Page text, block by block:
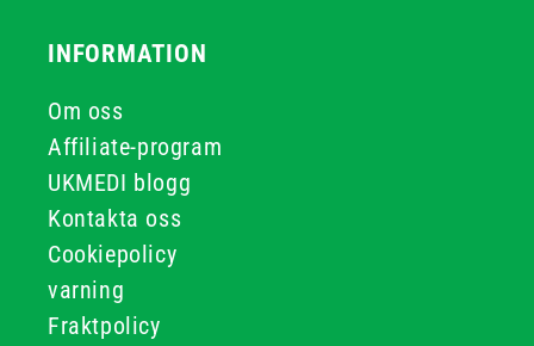
INFORMATION
Om oss
Affiliate-program
UKMEDI blogg
Kontakta oss
Cookiepolicy
varning
Fraktpolicy